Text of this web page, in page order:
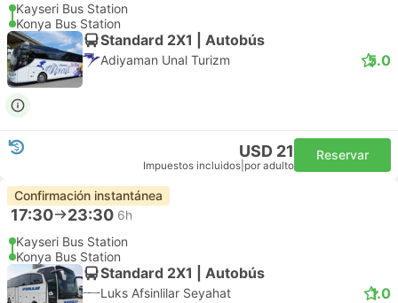
Kayseri Bus Station
Konya Bus Station
Standard 2X1 | Autobús
Adiyaman Unal Turizm 5.0
USD 21
Impuestos incluidos por adulto
Reservar
Confirmación instantánea
17:30 23:30 6h
Kayseri Bus Station
Konya Bus Station
Standard 2X1 | Autobús
Luks Afsinlilar Seyahat 1.0